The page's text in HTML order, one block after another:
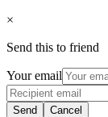
×
Send this to friend
Your email
Send Cancel